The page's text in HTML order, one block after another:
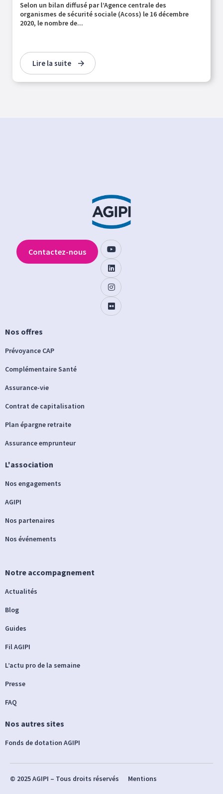
Selon un bilan diffusé par l’Agence centrale des
organismes de sécurité sociale (Acoss) le 16 décembre
2020, le nombre de...
Lire la suite
Nos offres
Prévoyance CAP
Complémentaire Santé
Assurance-vie
Contrat de capitalisation
Plan épargne retraite
Assurance emprunteur
L'association
Nos engagements
AGIPI
Nos partenaires
Nos événements
Notre accompagnement
Actualités
Blog
Guides
Fil AGIPI
L’actu pro de la semaine
Presse
FAQ
Nos autres sites
Fonds de dotation AGIPI
Contactez-nous
© 2025 AGIPI – Tous droits réservés Mentions